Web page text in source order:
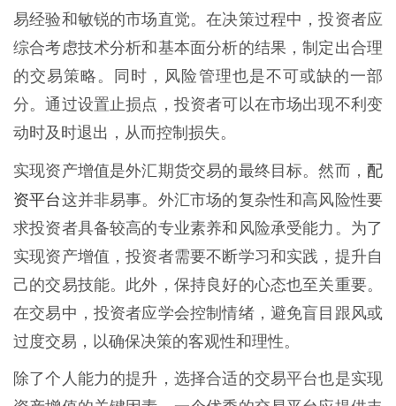
易经验和敏锐的市场直觉。在决策过程中，投资者应
综合考虑技术分析和基本面分析的结果，制定出合理
的交易策略。同时，风险管理也是不可或缺的一部
分。通过设置止损点，投资者可以在市场出现不利变
动时及时退出，从而控制损失。
实现资产增值是外汇期货交易的最终目标。然而， 配
资平台这并非易事。外汇市场的复杂性和高风险性要
求投资者具备较高的专业素养和风险承受能力。为了
实现资产增值，投资者需要不断学习和实践，提升自
己的交易技能。此外，保持良好的心态也至关重要。
在交易中，投资者应学会控制情绪，避免盲目跟风或
过度交易，以确保决策的客观性和理性。
除了个人能力的提升，选择合适的交易平台也是实现